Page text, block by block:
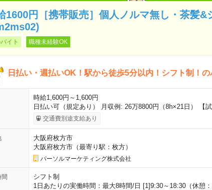
1600円［携帯販売］個人ノルマ無し・茶髪&
イト 職種未経験OK
日払い・週払いOK！駅から徒歩5分以内！シフト制！の
時給1,600円～1,600円
日払い可（規定あり） 月収例: 26万8800円（8h×21日） 【
交通費別途支給あり
大阪府枚方市
大阪府枚方市（最寄り駅：枚方）
パーソルマーケティング株式会社
間
シフト制
1日あたりの実働時間：最大8時間/日 [1]9:30～18:30（休憩